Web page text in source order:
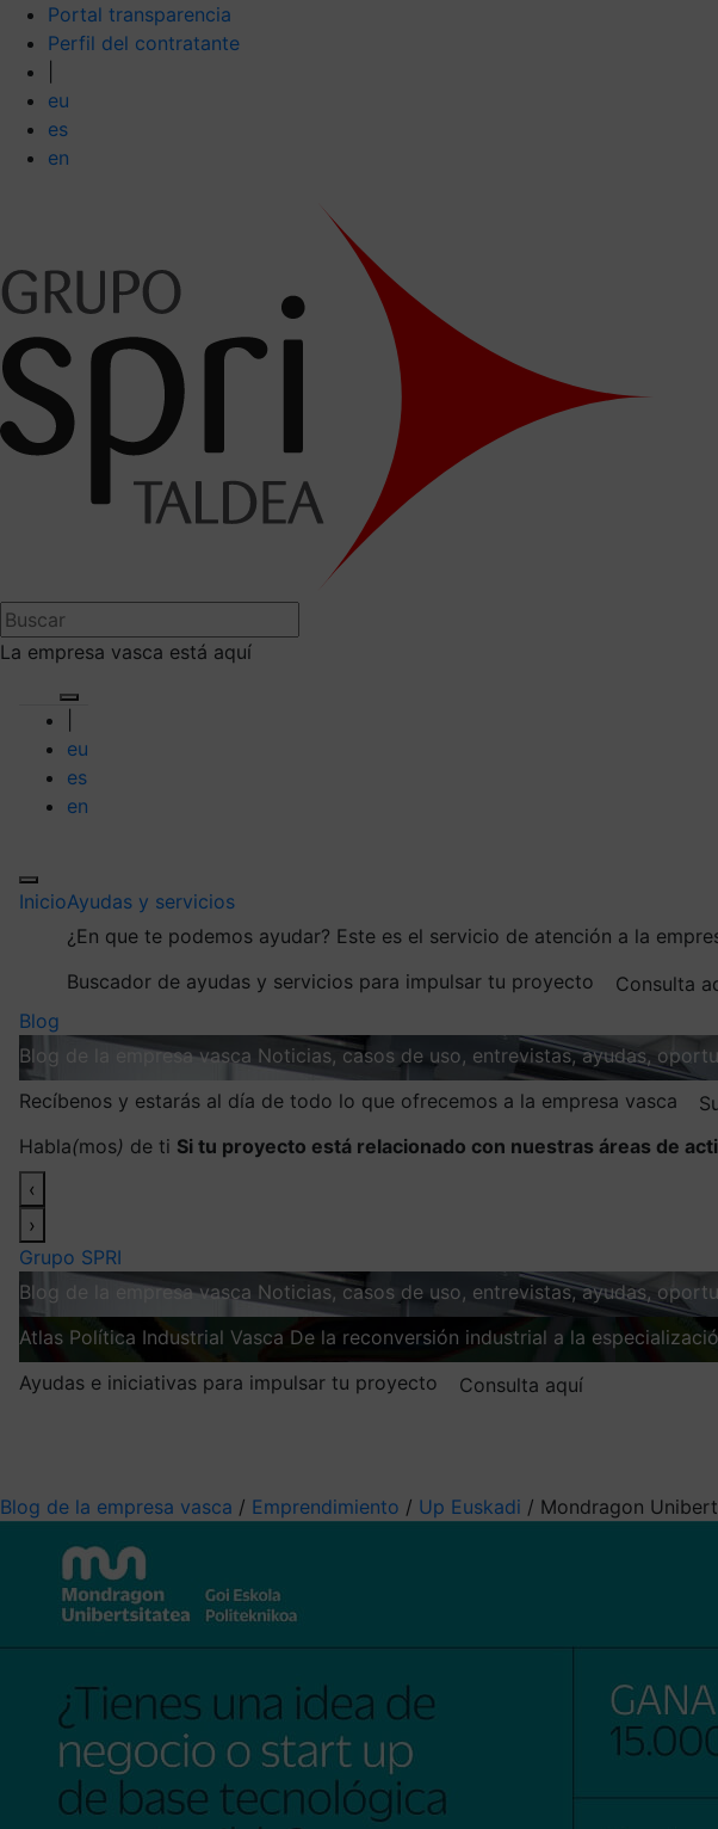
Portal transparencia
Perfil del contratante
eu
es
en
La empresa vasca está aquí
eu
es
en
InicioAyudas y servicios
¿En que te podemos ayudar? Este es el servicio de atención a la
Buscador de ayudas y servicios para impulsar tu proyecto
Consulta
Blog
Blog de la empresa vasca Noticias, casos de uso, entrevistas, ayudas,
Recíbenos y estarás al día de todo lo que ofrecemos a la empresa vasca
Habla(mos) de ti Si tu proyecto está relacionado con nuestras áreas de
‹
›
Grupo SPRI
Blog de la empresa vasca Noticias, casos de uso, entrevistas, ayudas,
Atlas Política Industrial Vasca De la reconversión industrial a la
Ayudas e iniciativas para impulsar tu proyecto
Consulta aquí
Blog de la empresa vasca / Emprendimiento / Up Euskadi / Mondragon